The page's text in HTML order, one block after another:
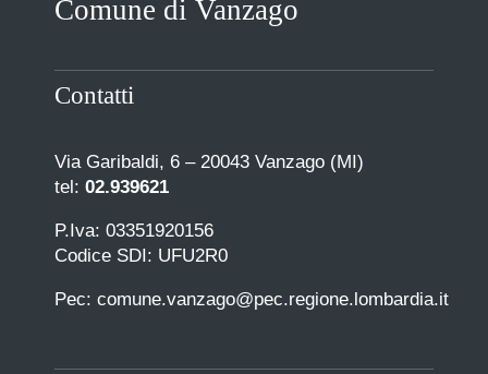
COMUNICAZIONE
Comune di Vanzago
Contatti
Via Garibaldi, 6 – 20043 Vanzago (MI)
tel: 02.939621
P.Iva: 03351920156
Codice SDI: UFU2R0
Pec: comune.vanzago@pec.regione.lombardia.it